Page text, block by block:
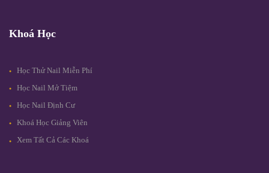
Khoá Học
Học Thử Nail Miễn Phí
Học Nail Mở Tiệm
Học Nail Định Cư
Khoá Học Giảng Viên
Xem Tất Cả Các Khoá